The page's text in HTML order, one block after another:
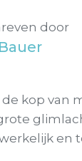
door
de kop van
en